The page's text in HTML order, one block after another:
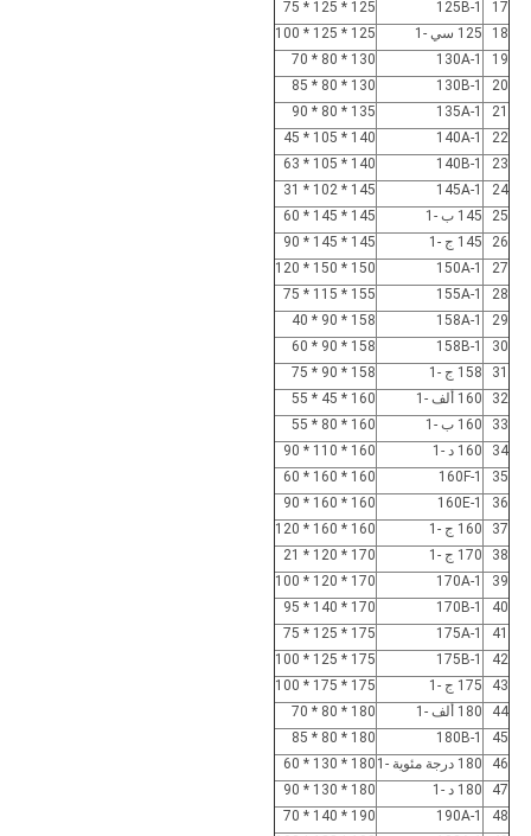
17
125B-1
125 * 125 * 75
18
125 سي -1
125 * 125 * 100
19
130A-1
130 * 80 * 70
20
130B-1
130 * 80 * 85
21
135A-1
135 * 80 * 90
22
140A-1
140 * 105 * 45
23
140B-1
140 * 105 * 63
24
145A-1
145 * 102 * 31
25
145 ب -1
145 * 145 * 60
26
145 ج -1
145 * 145 * 90
27
150A-1
150 * 150 * 120
28
155A-1
155 * 115 * 75
29
158A-1
158 * 90 * 40
30
158B-1
158 * 90 * 60
31
158 ج -1
158 * 90 * 75
32
160 ألف -1
160 * 45 * 55
33
160 ب -1
160 * 80 * 55
34
160 د -1
160 * 110 * 90
35
160F-1
160 * 160 * 60
36
160E-1
160 * 160 * 90
37
160 ج -1
160 * 160 * 120
38
170 ج -1
170 * 120 * 21
39
170A-1
170 * 120 * 100
40
170B-1
170 * 140 * 95
41
175A-1
175 * 125 * 75
42
175B-1
175 * 125 * 100
43
175 ج -1
175 * 175 * 100
44
180 ألف -1
180 * 80 * 70
45
180B-1
180 * 80 * 85
46
180 درجة مئوية -1
180 * 130 * 60
47
180 د -1
180 * 130 * 90
48
190A-1
190 * 140 * 70